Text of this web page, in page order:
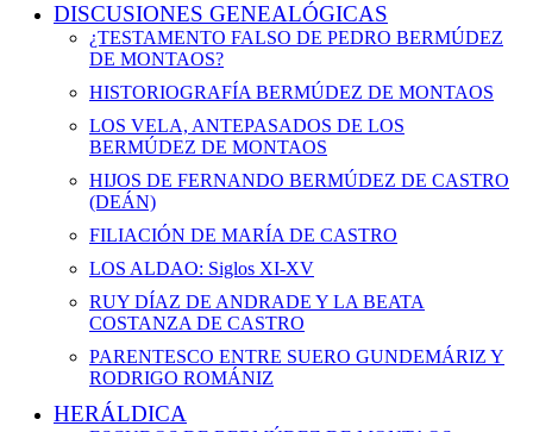
DISCUSIONES GENEALÓGICAS
¿TESTAMENTO FALSO DE PEDRO BERMÚDEZ
DE MONTAOS?
HISTORIOGRAFÍA BERMÚDEZ DE MONTAOS
LOS VELA, ANTEPASADOS DE LOS
BERMÚDEZ DE MONTAOS
HIJOS DE FERNANDO BERMÚDEZ DE CASTRO
(DEÁN)
FILIACIÓN DE MARÍA DE CASTRO
LOS ALDAO: Siglos XI-XV
RUY DÍAZ DE ANDRADE Y LA BEATA
COSTANZA DE CASTRO
PARENTESCO ENTRE SUERO GUNDEMÁRIZ Y
RODRIGO ROMÁNIZ
HERÁLDICA